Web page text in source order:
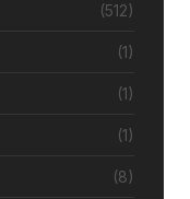
(512)
(1)
(1)
(1)
(8)